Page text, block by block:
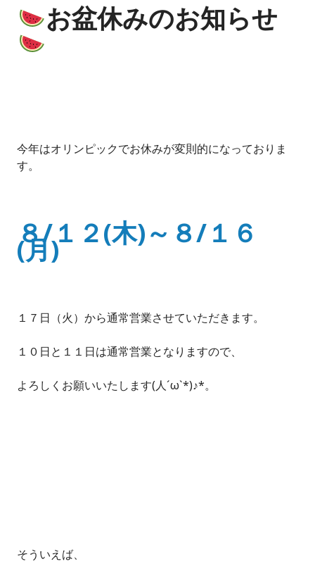
お盆休みのお知らせ
今年はオリンピックでお休みが変則的になっておりま
す。
８/１２(木)～８/１６
(月)
１７日（火）から通常営業させていただきます。
１０日と１１日は通常営業となりますので、
よろしくお願いいたします(人´ω`*)♪*。
そういえば、